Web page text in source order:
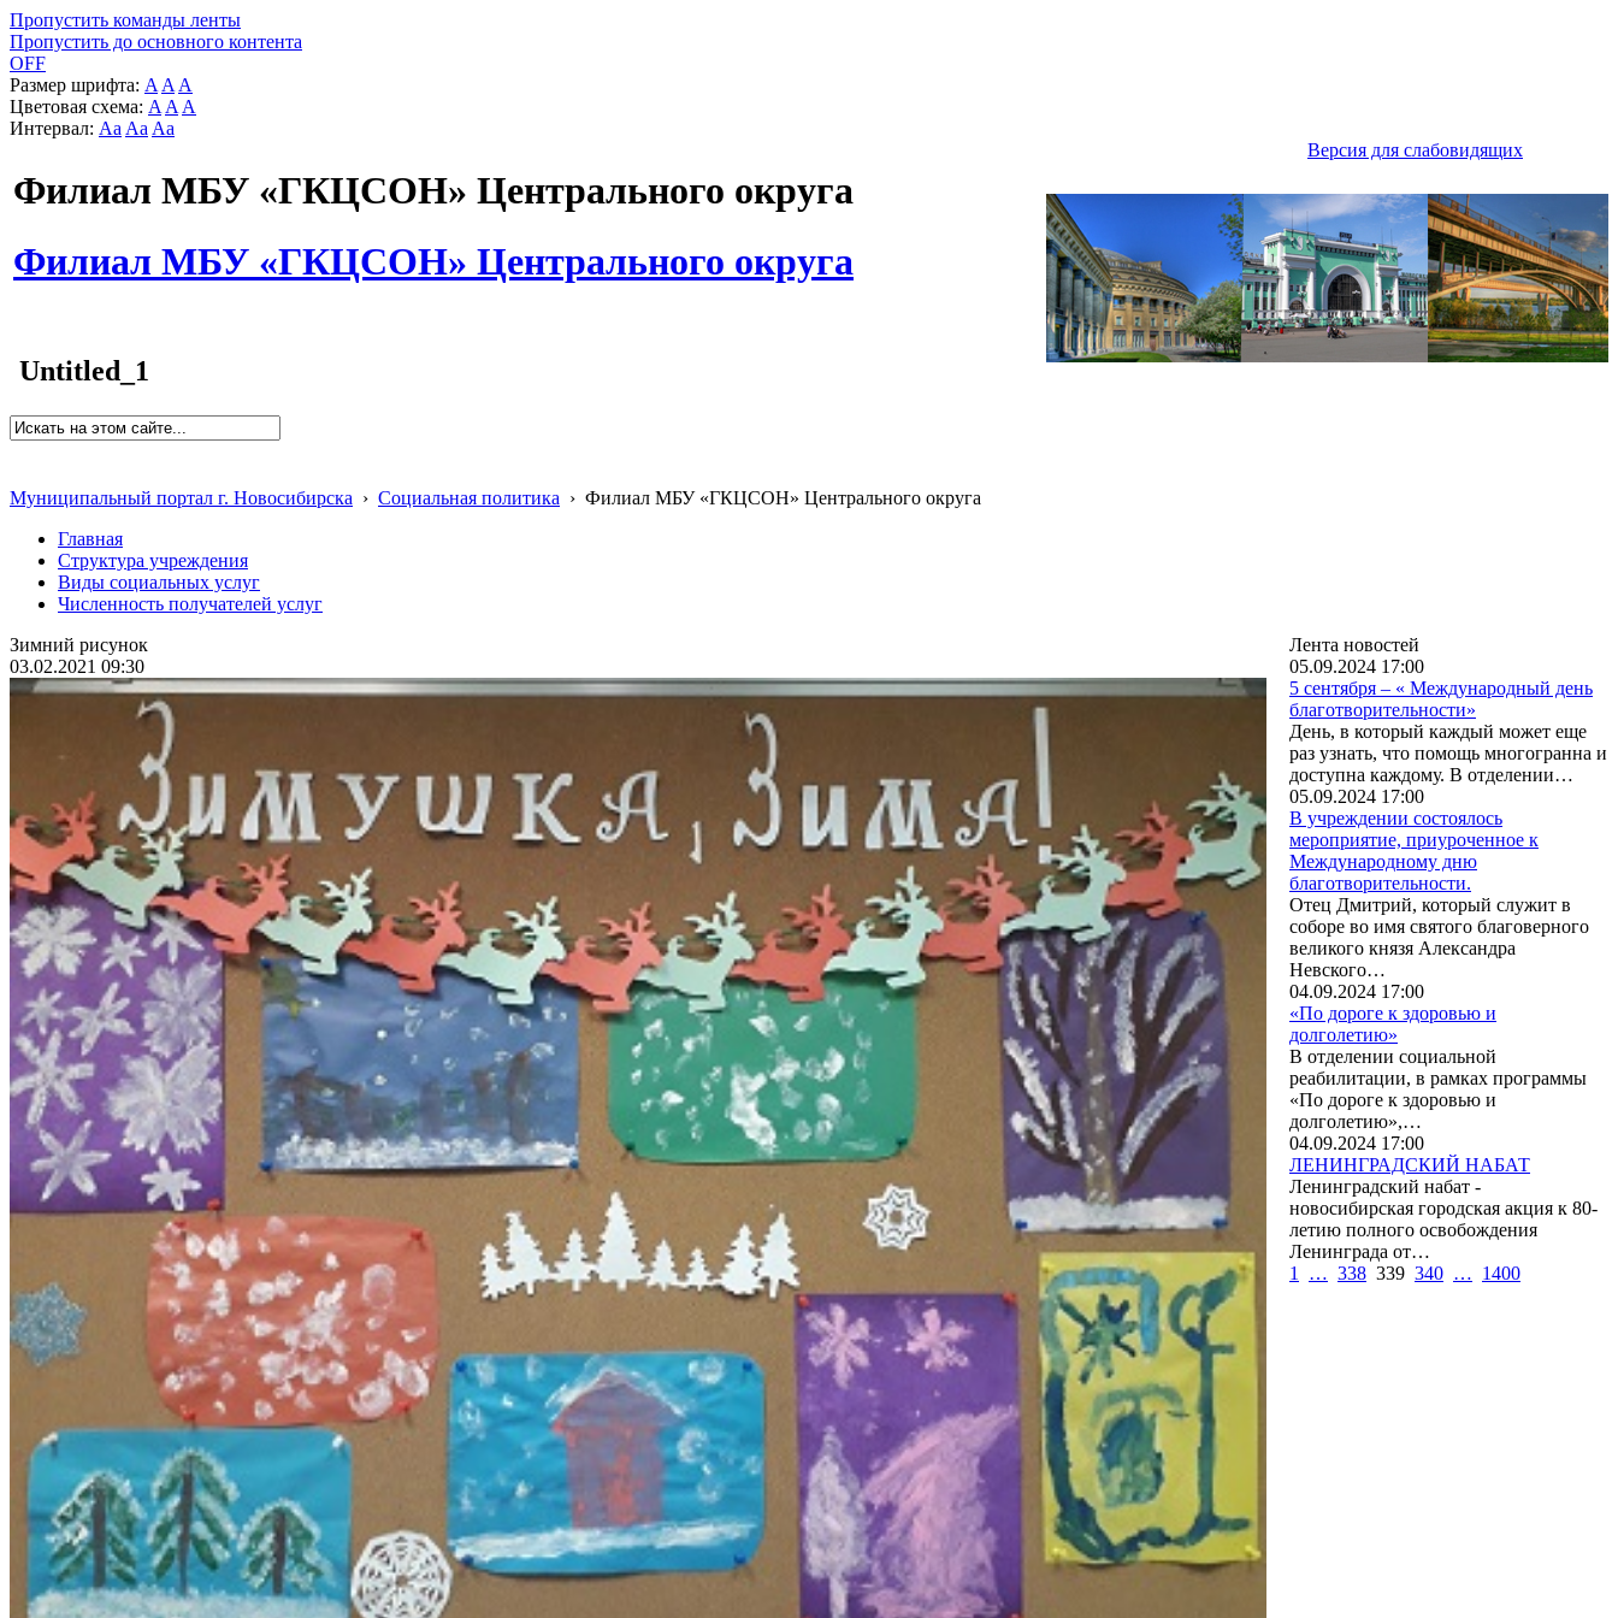
Пропустить команды ленты
Пропустить до основного контента
OFF
Размер шрифта: A A A
Цветовая схема: A A A
Интервал: Aa Aa Aa
Версия для слабовидящих
Филиал МБУ «ГКЦСОН» Центрального округа
Филиал МБУ «ГКЦСОН» Центрального округа
Untitled_1
Муниципальный портал г. Новосибирска › Социальная политика › Филиал МБУ «ГКЦСОН» Центрального округа
Главная
Структура учреждения
Виды социальных услуг
Численность получателей услуг
Зимний рисунок
03.02.2021 09:30
Лента новостей
05.09.2024 17:00
5 сентября – « Международный день
благотворительности»
День, в который каждый может еще
раз узнать, что помощь многогранна и
доступна каждому. В отделении…
05.09.2024 17:00
В учреждении состоялось
мероприятие, приуроченное к
Международному дню
благотворительности.
Отец Дмитрий, который служит в
соборе во имя святого благоверного
великого князя Александра
Невского…
04.09.2024 17:00
«По дороге к здоровью и
долголетию»
В отделении социальной
реабилитации, в рамках программы
«По дороге к здоровью и
долголетию»,…
04.09.2024 17:00
ЛЕНИНГРАДСКИЙ НАБАТ
Ленинградский набат -
новосибирская городская акция к 80-
летию полного освобождения
Ленинграда от…
1
… 338 339 340 … 1400